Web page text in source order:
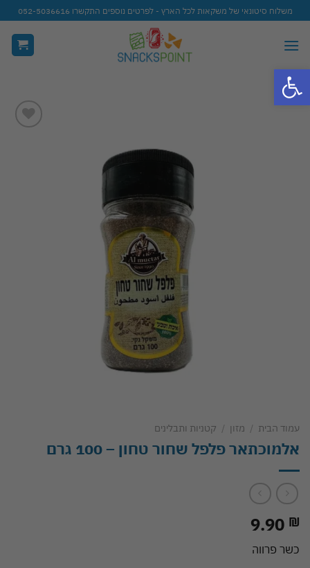
פתח סרגל נגישות
Skip
to
content
משלוח סיטונאי של משקאות לכל הארץ - לפרטים נוספים התקשרו 052-5036616
עמוד הבית / מזון / קטניות ותבלינים
אלמוכתאר פלפל שחור טחון – 100 גרם
9.90 ₪
כשר פרווה